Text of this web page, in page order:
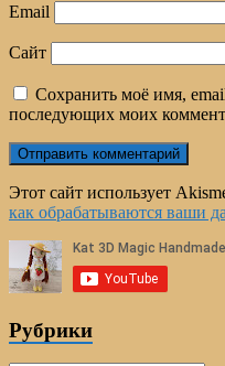
Email
Сайт
Сохранить моё имя,
последующих моих
Этот сайт использует
как обрабатываются ваши
Рубрики